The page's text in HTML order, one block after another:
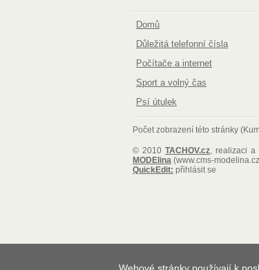
Domů
Důležitá telefonní čísla
Počítače a internet
Sport a volný čas
Psí útulek
Počet zobrazení této stránky
© 2010 TACHOV.cz, realizaci a
MODElina (www.cms-
QuickEdit: přihlásit se